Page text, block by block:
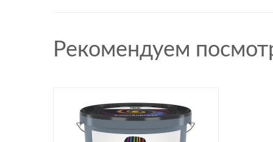
Рекомендуем